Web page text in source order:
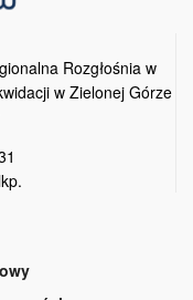
Rozgłośnia w
w Zielonej Górze